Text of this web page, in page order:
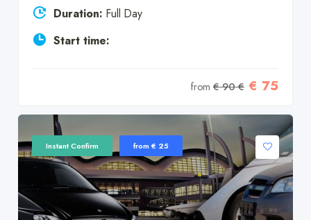
Duration: Full Day
Start time:
from€ 90 € € 75
Instant Confirm from € 25